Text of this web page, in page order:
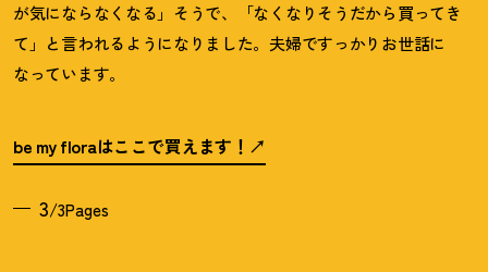
が気にならなくなる」そうで、「なくなりそうだから買ってき
て」と言われるようになりました。夫婦ですっかりお世話に
なっています。
be my floraはここで買えます ！
3/3Pages